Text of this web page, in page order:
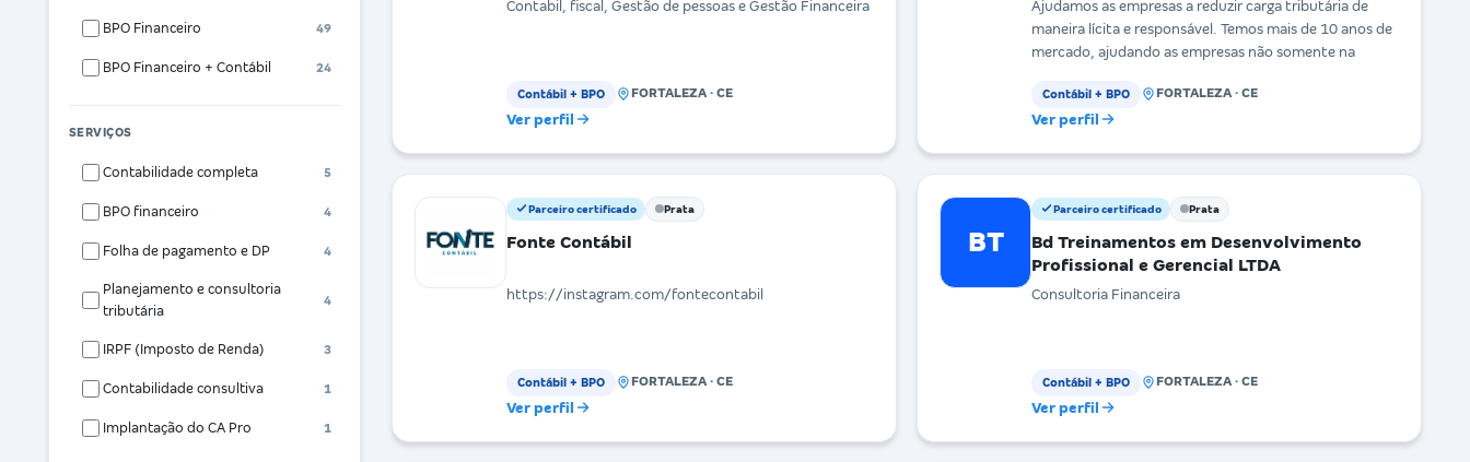
BPO Financeiro 49
BPO Financeiro + Contábil 24
SERVIÇOS
Contabilidade completa 5
BPO financeiro 4
Folha de pagamento e DP 4
Planejamento e consultoria
tributária
4
IRPF (Imposto de Renda) 3
Contabilidade consultiva 1
Implantação do CA Pro 1
Contabil, fiscal, Gestão de pessoas e Gestão Financeira
Contábil + BPO FORTALEZA · CE
Ver perfil
Ajudamos as empresas a reduzir carga tributária de
maneira lícita e responsável. Temos mais de 10 anos de
mercado, ajudando as empresas não somente na
Contábil + BPO FORTALEZA · CE
Ver perfil
Parceiro certificado Prata
Fonte Contábil
https://instagram.com/fontecontabil
Contábil + BPO FORTALEZA · CE
Ver perfil
BT
Parceiro certificado Prata
Bd Treinamentos em Desenvolvimento
Profissional e Gerencial LTDA
Consultoria Financeira
Contábil + BPO FORTALEZA · CE
Ver perfil